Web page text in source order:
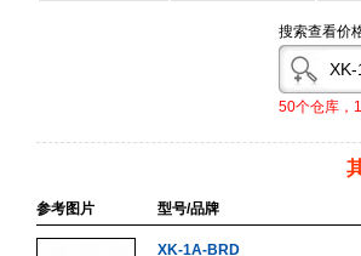
搜索查看价
50个仓库，
参考图片 型号/品牌
XK-1A-BRD